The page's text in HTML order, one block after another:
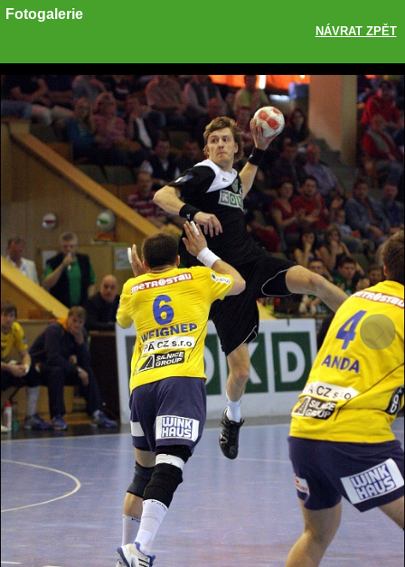
Zobrazit galerii
Fotogalerie
NÁVRAT ZPĚT
Sdílet
ODKAZ
FACEBOOK
TWITTER
GOOGLE PLUS
PŘEHLED